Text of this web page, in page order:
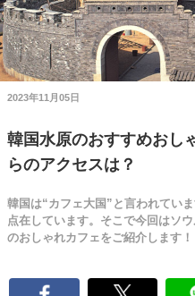
2023年11月05日
韓国水原のおすすめおし
らのアクセスは？
韓国は“カフェ大国”と言われてい
点在しています。そこで今回はソ
のおしゃれカフェをご紹介します！